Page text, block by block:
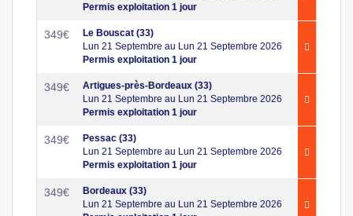
Permis exploitation 1 jour
349€
Le Bouscat (33)
Lun 21 Septembre au Lun 21 Septembre 2026
Permis exploitation 1 jour
349€
Artigues-près-Bordeaux (33)
Lun 21 Septembre au Lun 21 Septembre 2026
Permis exploitation 1 jour
349€
Pessac (33)
Lun 21 Septembre au Lun 21 Septembre 2026
Permis exploitation 1 jour
349€
Bordeaux (33)
Lun 21 Septembre au Lun 21 Septembre 2026